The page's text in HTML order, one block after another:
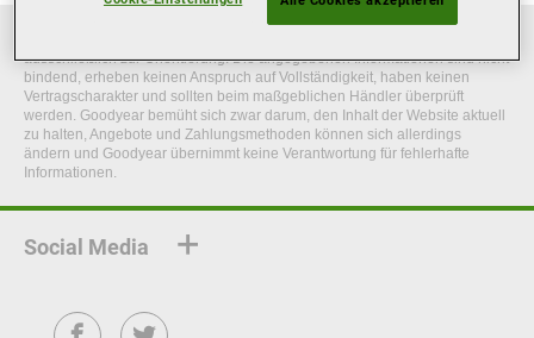
ausschließlich zur Orientierung. Die angegebenen Informationen sind nicht
bindend, erheben keinen Anspruch auf Vollständigkeit, haben keinen
Vertragscharakter und sollten beim maßgeblichen Händler überprüft
werden. Goodyear bemüht sich zwar darum, den Inhalt der Website aktuell
zu halten, Angebote und Zahlungsmethoden können sich allerdings
ändern und Goodyear übernimmt keine Verantwortung für fehlerhafte
Informationen.
Social Media